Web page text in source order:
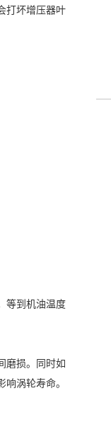
打坏增压器叶
等到机油温度
磨损。同时如
涡轮寿命。